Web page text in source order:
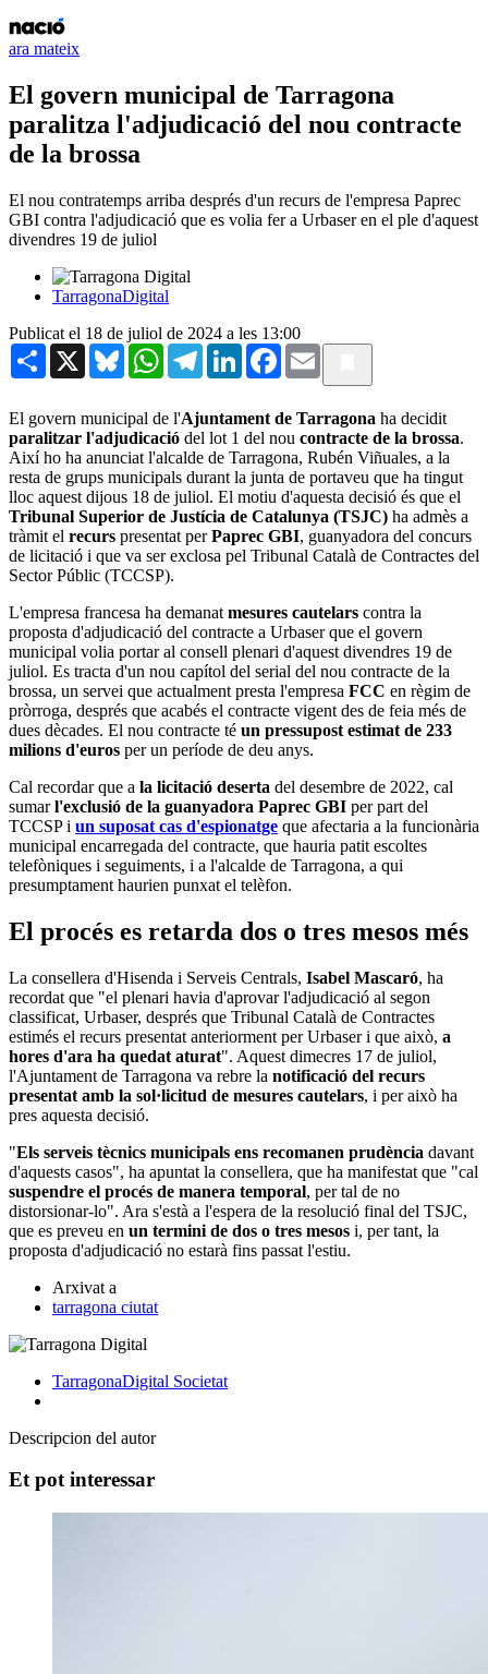
ara mateix
El govern municipal de Tarragona
paralitza l'adjudicació del nou contracte
de la brossa
El nou contratemps arriba després d'un recurs de l'empresa Paprec
GBI contra l'adjudicació que es volia fer a Urbaser en el ple d'aquest
divendres 19 de juliol
TarragonaDigital
Publicat el 18 de juliol de 2024 a les 13:00
Share X BlueskyWhatsAppTelegramLinkedInFacebook
Email
El govern municipal de l'Ajuntament de Tarragona ha decidit
paralitzar l'adjudicació del lot 1 del nou contracte de la brossa.
Així ho ha anunciat l'alcalde de Tarragona, Rubén Viñuales, a la
resta de grups municipals durant la junta de portaveu que ha tingut
lloc aquest dijous 18 de juliol. El motiu d'aquesta decisió és que el
Tribunal Superior de Justícia de Catalunya (TSJC) ha admès a
tràmit el recurs presentat perPaprec GBI, guanyadora del concurs
de licitació i que va ser exclosa pel Tribunal Català de Contractes del
Sector Públic (TCCSP).
L'empresa francesa ha demanat mesures cautelars contra la
proposta d'adjudicació del contracte a Urbaser que el govern
municipal volia portar al consell plenari d'aquest divendres 19 de
juliol. Es tracta d'un nou capítol del serial del nou contracte de la
brossa, un servei que actualment presta l'empresa FCC en règim de
pròrroga, després que acabés el contracte vigent des de feia més de
dues dècades. El nou contracte té un pressupost estimat de 233
milions d'euros per un període de deu anys.
Cal recordar que a la licitació deserta del desembre de 2022, cal
sumarl'exclusió de la guanyadora Paprec GBI per part del
TCCSP i un suposat cas d'espionatge que afectaria a la funcionària
municipal encarregada del contracte, que hauria patit escoltes
telefòniques i seguiments, i a l'alcalde de Tarragona, a qui
presumptament haurien punxat el telèfon.
El procés es retarda dos o tres mesos més
La consellera d'Hisenda i Serveis Centrals, Isabel Mascaró, ha
recordat que "el plenari havia d'aprovar l'adjudicació al segon
classificat, Urbaser, després que Tribunal Català de Contractes
estimés el recurs presentat anteriorment per Urbaser i que això, a
hores d'ara ha quedat aturat". Aquest dimecres 17 de juliol,
l'Ajuntament de Tarragona va rebre la notificació del recurs
presentat amb la sol·licitud de mesures cautelars, i per això ha
pres aquesta decisió.
"Els serveis tècnics municipals ens recomanen prudència davant
d'aquests casos", ha apuntat la consellera, que ha manifestat que "cal
suspendre el procés de manera temporal, per tal de no
distorsionar-lo". Ara s'està a l'espera de la resolució final del TSJC,
que es preveu en un termini de dos o tres mesos i, per tant, la
proposta d'adjudicació no estarà fins passat l'estiu.
Arxivat a
tarragona ciutat
TarragonaDigital Societat
Descripcion del autor
Et pot interessar